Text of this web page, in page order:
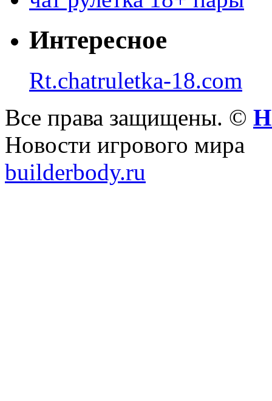
Интересное
Rt.chatruletka-18.com
Все права защищены. ©
Новости игрового мира
builderbody.ru